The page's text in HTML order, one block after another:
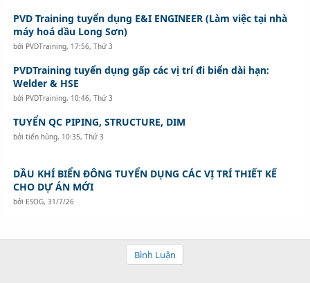
PVD Training tuyển dụng E&I ENGINEER (Làm việc tại nhà
máy hoá dầu Long Sơn)
bởi PVDTraining, 17:56, Thứ 3
PVDTraining tuyển dụng gấp các vị trí đi biển dài hạn:
Welder & HSE
bởi PVDTraining, 10:46, Thứ 3
TUYỂN QC PIPING, STRUCTURE, DIM
bởi tiến hùng, 10:35, Thứ 3
DẦU KHÍ BIỂN ĐÔNG TUYỂN DỤNG CÁC VỊ TRÍ THIẾT KẾ
CHO DỰ ÁN MỚI
bởi ESOG, 31/7/26
Bình Luận